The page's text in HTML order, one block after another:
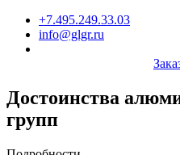
+7.495.249.33.03
info@glgr.ru
Достоинства
групп